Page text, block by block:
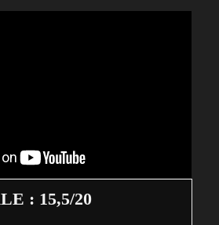
: 15,5/20